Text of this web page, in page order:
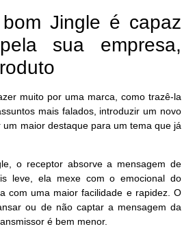
Jingle é capaz
sua empresa,
muito por uma marca, como trazê-la
mais falados, introduzir um novo
maior destaque para um tema que já
, o receptor absorve a mensagem de
leve, ela mexe com o emocional do
com uma maior facilidade e rapidez. O
ou de não captar a mensagem da
é bem menor.